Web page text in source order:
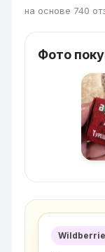
на основе 740
Фото